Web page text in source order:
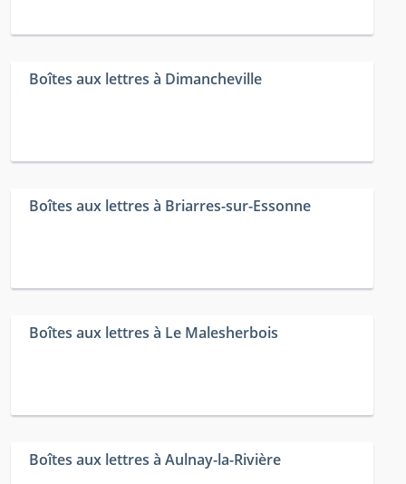
Boîtes aux lettres à Dimancheville
Boîtes aux lettres à Briarres-sur-Essonne
Boîtes aux lettres à Le Malesherbois
Boîtes aux lettres à Aulnay-la-Rivière